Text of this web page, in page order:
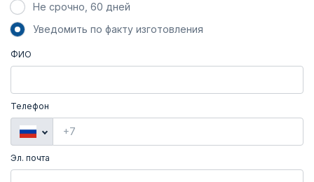
Не срочно, 60 дней
Уведомить по факту изготовления
ФИО
Телефон
Эл. почта